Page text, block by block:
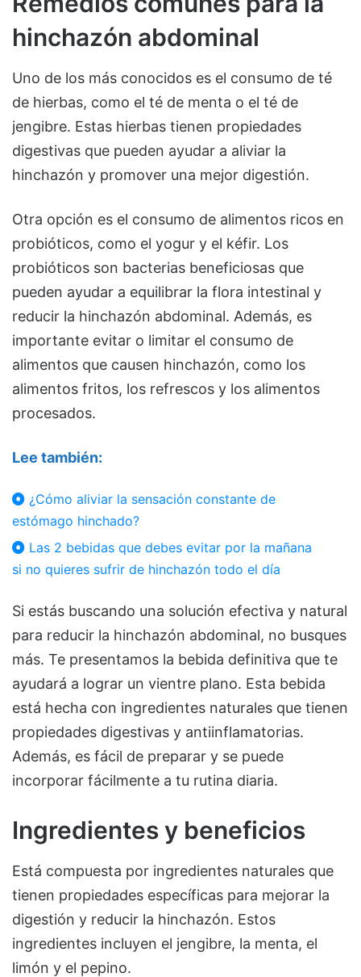
hinchazón abdominal
Uno de los más conocidos es el consumo de té
de hierbas, como el té de menta o el té de
jengibre. Estas hierbas tienen propiedades
digestivas que pueden ayudar a aliviar la
hinchazón y promover una mejor digestión.
Otra opción es el consumo de alimentos ricos en
probióticos, como el yogur y el kéfir. Los
probióticos son bacterias beneficiosas que
pueden ayudar a equilibrar la flora intestinal y
reducir la hinchazón abdominal. Además, es
importante evitar o limitar el consumo de
alimentos que causen hinchazón, como los
alimentos fritos, los refrescos y los alimentos
procesados.
Lee también:
¿Cómo aliviar la sensación constante de
estómago hinchado?
Las 2 bebidas que debes evitar por la mañana
si no quieres sufrir de hinchazón todo el día
Si estás buscando una solución efectiva y natural
para reducir la hinchazón abdominal, no busques
más. Te presentamos la bebida definitiva que te
ayudará a lograr un vientre plano. Esta bebida
está hecha con ingredientes naturales que tienen
propiedades digestivas y antiinflamatorias.
Además, es fácil de preparar y se puede
incorporar fácilmente a tu rutina diaria.
Ingredientes y beneficios
Está compuesta por ingredientes naturales que
tienen propiedades específicas para mejorar la
digestión y reducir la hinchazón. Estos
ingredientes incluyen el jengibre, la menta, el
limón y el pepino.